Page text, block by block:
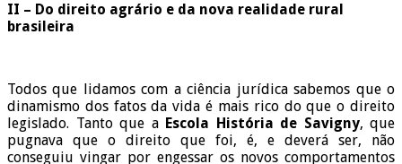
II – Do direito agrário e da nova realidade rural
brasileira
Todos que lidamos com a ciência jurídica sabemos que o
dinamismo dos fatos da vida é mais rico do que o direito
legislado. Tanto que a Escola História de Savigny, que
pugnava que o direito que foi, é, e deverá ser, não
conseguiu vingar por engessar os novos comportamentos